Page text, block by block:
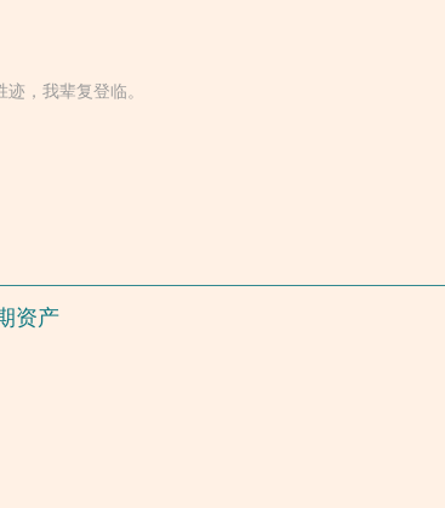
，我辈复登临。
资产